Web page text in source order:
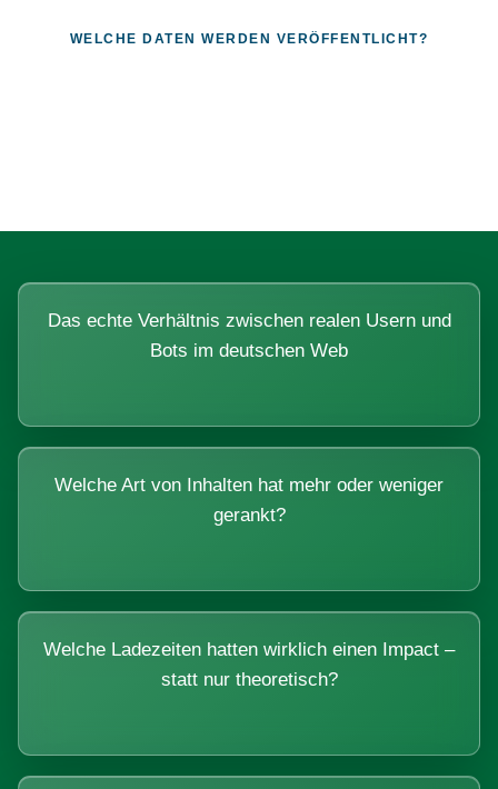
WELCHE DATEN WERDEN VERÖFFENTLICHT?
Das echte Verhältnis zwischen realen Usern und
Bots im deutschen Web
Welche Art von Inhalten hat mehr oder weniger
gerankt?
Welche Ladezeiten hatten wirklich einen Impact –
statt nur theoretisch?